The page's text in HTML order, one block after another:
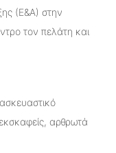
(Ε&Α) στην
τον πελάτη και
αρθρωτά